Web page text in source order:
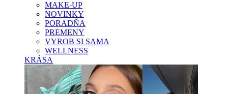
MAKE-UP
NOVINKY
PORADŇA
PREMENY
VYROB SI SAMA
WELLNESS
KRÁSA